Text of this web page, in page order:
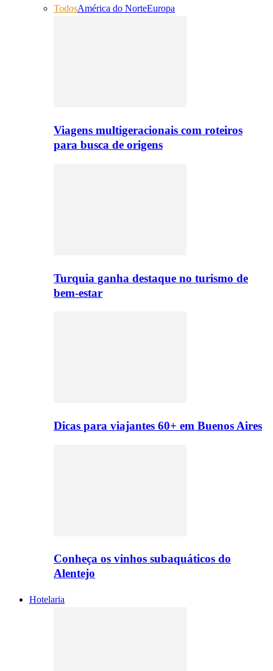
TodosAmérica do NorteEuropa
Viagens multigeracionais com roteiros
para busca de origens
Turquia ganha destaque no turismo de
bem-estar
Dicas para viajantes 60+ em Buenos Aires
Conheça os vinhos subaquáticos do
Alentejo
Hotelaria